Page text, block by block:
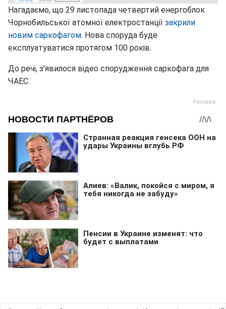
Нагадаємо, що 29 листопада четвертий енергоблок
Чорнобильської атомної електростанції закрили
новим саркофагом. Нова споруда буде
експлуатуватися протягом 100 років.
До речі, з'явилося відео спорудження саркофага для
ЧАЕС.